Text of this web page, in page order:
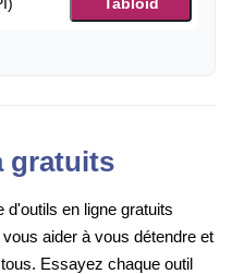
gratuits
d'outils en ligne gratuits
aider à vous détendre et
Essayez chaque outil